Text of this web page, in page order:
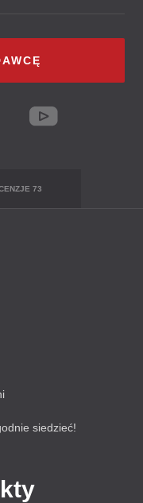
73
siedzieć!